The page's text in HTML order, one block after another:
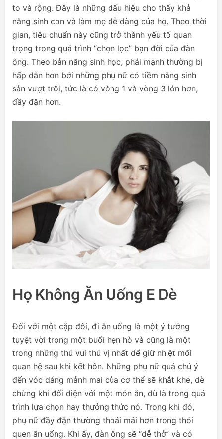
to và rộng. Đây là những dấu hiệu cho thấy khả
năng sinh con và làm mẹ dễ dàng của họ. Theo thời
gian, tiêu chuẩn này cũng trở thành yếu tố quan
trọng trong quá trình “chọn lọc” bạn đời của đàn
ông. Theo bản năng sinh học, phái mạnh thường bị
hấp dẫn hơn bởi những phụ nữ có tiềm năng sinh
sản vượt trội, tức là có vòng 1 và vòng 3 lớn hơn,
đầy đặn hơn.
Họ Không Ăn Uống E Dè
Đối với một cặp đôi, đi ăn uống là một ý tưởng
tuyệt vời trong một buổi hẹn hò và cũng là một
trong những thú vui thú vị nhất để giữ nhiệt mối
quan hệ sau khi kết hôn. Những phụ nữ quá chú ý
đến vóc dáng mảnh mai của cơ thể sẽ khắt khe, dè
chừng khi đối diện với một món ăn, dù là trong quá
trình lựa chọn hay thưởng thức nó. Trong khi đó,
phụ nữ đầy đặn thường thoải mái hơn trong thói
quen ăn uống. Khi ấy, đàn ông sẽ “dễ thở” và có